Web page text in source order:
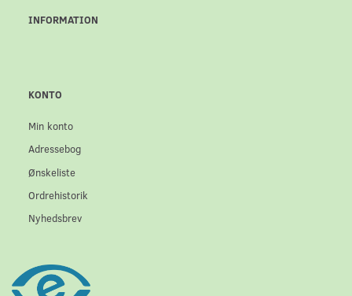
INFORMATION
KONTO
Min konto
Adressebog
Ønskeliste
Ordrehistorik
Nyhedsbrev